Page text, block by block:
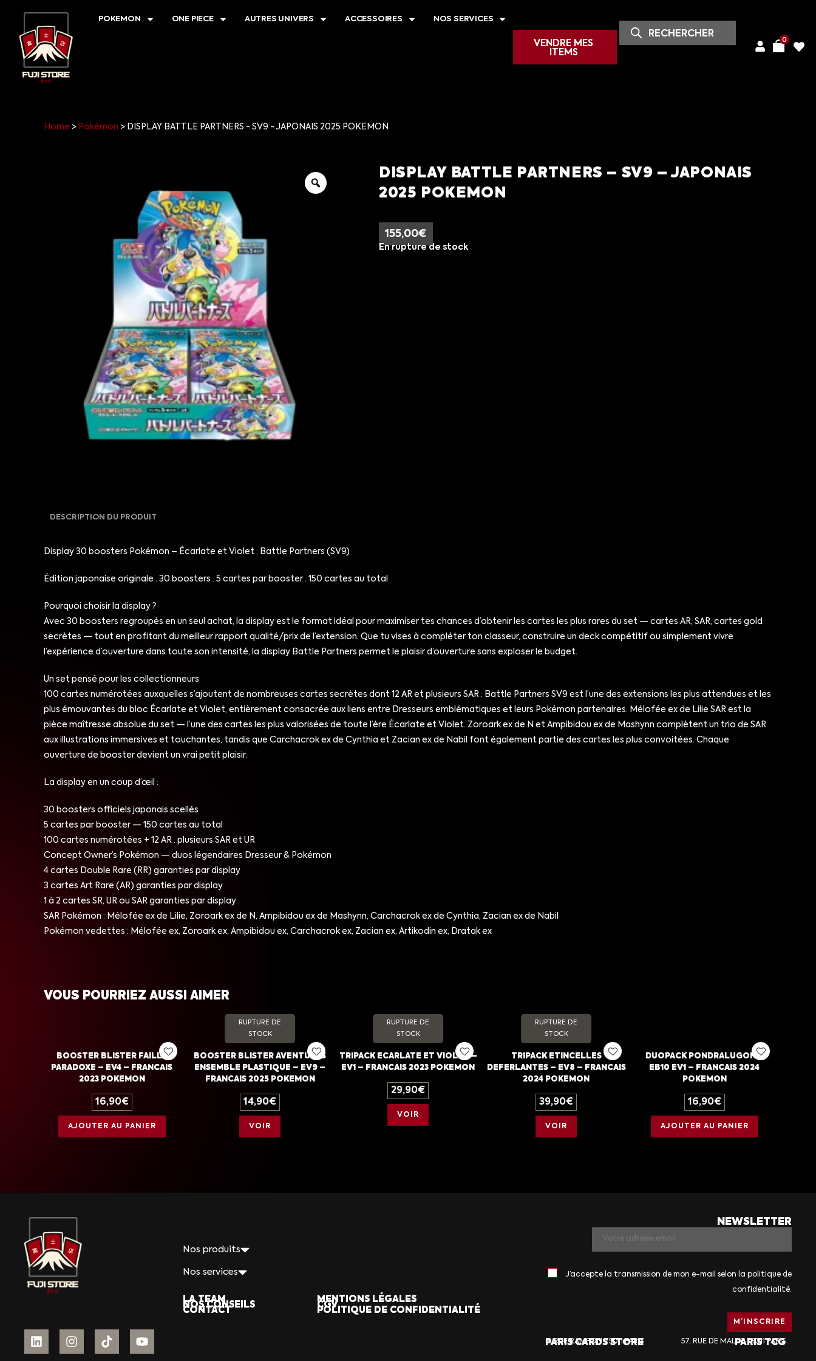
POKEMON ONE PIECE AUTRES UNIVERS ACCESSOIRES NOS SERVICES
VENDRE MES
ITEMS
0
Home > Pokémon > DISPLAY BATTLE PARTNERS - SV9 - JAPONAIS 2025 POKEMON
DISPLAY BATTLE PARTNERS – SV9 – JAPONAIS
2025 POKEMON
155,00€
En rupture de stock
DESCRIPTION DU PRODUIT
Display 30 boosters Pokémon – Écarlate et Violet : Battle Partners (SV9)
Édition japonaise originale · 30 boosters · 5 cartes par booster · 150 cartes au total
Pourquoi choisir la display ?
Avec 30 boosters regroupés en un seul achat, la display est le format idéal pour maximiser tes chances d’obtenir les cartes les plus rares du set — cartes AR, SAR, cartes gold
secrètes — tout en profitant du meilleur rapport qualité/prix de l’extension. Que tu vises à compléter ton classeur, construire un deck compétitif ou simplement vivre
l’expérience d’ouverture dans toute son intensité, la display Battle Partners permet le plaisir d’ouverture sans exploser le budget.
Un set pensé pour les collectionneurs
100 cartes numérotées auxquelles s’ajoutent de nombreuses cartes secrètes dont 12 AR et plusieurs SAR : Battle Partners SV9 est l’une des extensions les plus attendues et les
plus émouvantes du bloc Écarlate et Violet, entièrement consacrée aux liens entre Dresseurs emblématiques et leurs Pokémon partenaires. Mélofée ex de Lilie SAR est la
pièce maîtresse absolue du set — l’une des cartes les plus valorisées de toute l’ère Écarlate et Violet. Zoroark ex de N et Ampibidou ex de Mashynn complètent un trio de SAR
aux illustrations immersives et touchantes, tandis que Carchacrok ex de Cynthia et Zacian ex de Nabil font également partie des cartes les plus convoitées. Chaque
ouverture de booster devient un vrai petit plaisir.
La display en un coup d’œil :
30 boosters officiels japonais scellés
5 cartes par booster — 150 cartes au total
100 cartes numérotées + 12 AR · plusieurs SAR et UR
Concept Owner’s Pokémon — duos légendaires Dresseur & Pokémon
4 cartes Double Rare (RR) garanties par display
3 cartes Art Rare (AR) garanties par display
1 à 2 cartes SR, UR ou SAR garanties par display
SAR Pokémon : Mélofée ex de Lilie, Zoroark ex de N, Ampibidou ex de Mashynn, Carchacrok ex de Cynthia, Zacian ex de Nabil
Pokémon vedettes : Mélofée ex, Zoroark ex, Ampibidou ex, Carchacrok ex, Zacian ex, Artikodin ex, Dratak ex
VOUS POURRIEZ AUSSI AIMER
BOOSTER BLISTER FAILLE
PARADOXE – EV4 – FRANCAIS
2023 POKEMON
16,90€
AJOUTER AU PANIER
RUPTURE DE
STOCK
BOOSTER BLISTER AVENTURES
ENSEMBLE PLASTIQUE – EV9 –
FRANCAIS 2025 POKEMON
14,90€
VOIR
RUPTURE DE
STOCK
TRIPACK ECARLATE ET VIOLET –
EV1 – FRANCAIS 2023 POKEMON
29,90€
VOIR
RUPTURE DE
STOCK
TRIPACK ETINCELLES
DEFERLANTES – EV8 – FRANCAIS
2024 POKEMON
39,90€
VOIR
DUOPACK PONDRALUGON –
EB10 EV1 – FRANCAIS 2024
POKEMON
16,90€
AJOUTER AU PANIER
Nos produits
Nos services
LA TEAM
NOS CONSEILS
CONTACT
MENTIONS LÉGALES
CGV
POLITIQUE DE CONFIDENTIALITÉ
NEWSLETTER
J’accepte la transmission de mon e-mail selon la politique de
confidentialité.
PARIS CARDS STORE
6, RUE RAMPON 75011 PARIS PARIS TCG
57, RUE DE MALTE 75011 PARIS